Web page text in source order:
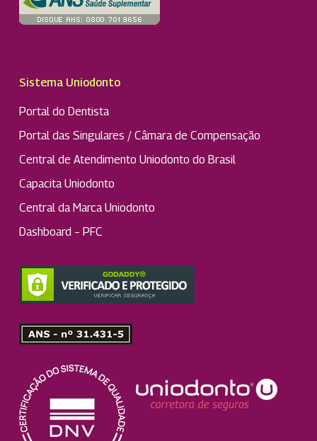
Sistema Uniodonto
Portal do Dentista
Portal das Singulares / Câmara de Compensação
Central de Atendimento Uniodonto do Brasil
Capacita Uniodonto
Central da Marca Uniodonto
Dashboard – PFC